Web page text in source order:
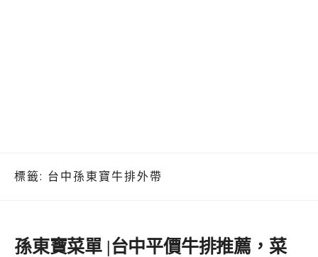
標籤: 台中孫東寶牛排外帶
孫東寶菜單 |台中平價牛排推薦，菜